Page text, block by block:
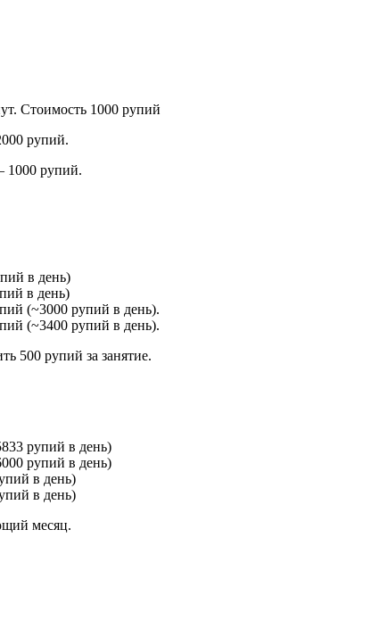
Стоимость 1000 рупий
рупий.
1000 рупий.
в день)
в день)
(~3000 рупий в день).
(~3400 рупий в день).
500 рупий за занятие.
рупий в день)
рупий в день)
в день)
в день)
месяц.